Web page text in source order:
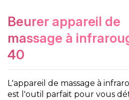
beurer appareil de
massage à
40
L'appareil de massage à
est l'outil parfait pour vous